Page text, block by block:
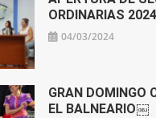
ORDINARIAS 2024
04/03/2024
GRAN DOMINGO
EL BALNEARIO￼